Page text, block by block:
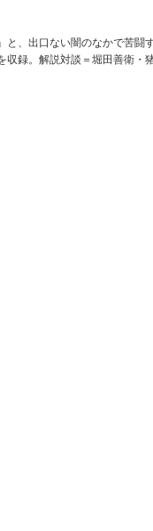
と、出口ない闇のなかで苦闘
収録。解説対談＝堀田善衛・